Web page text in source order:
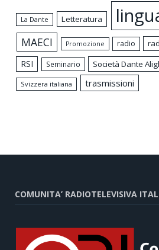
La Dante Letteratura
MAECI Promozione radio
RSI
Seminario Società Dante
Svizzera italiana trasmissioni
COMUNITA’ RADIOTELEVISIVA